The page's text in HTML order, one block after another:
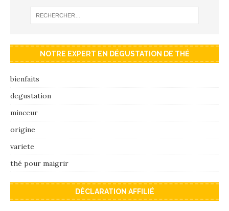
NOTRE EXPERT EN DÉGUSTATION DE THÉ
bienfaits
degustation
minceur
origine
variete
thé pour maigrir
DÉCLARATION AFFILIÉ